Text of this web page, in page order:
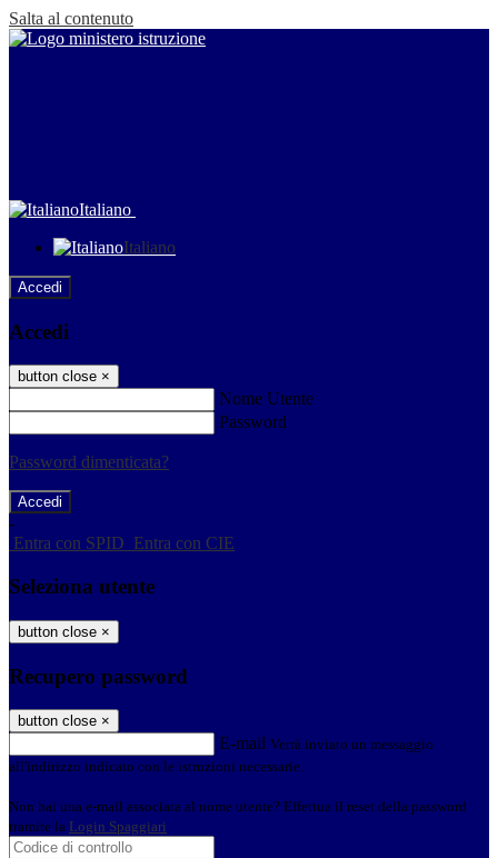
Salta al contenuto
Italiano
Italiano
Accedi
Accedi
button close ×
Nome Utente
Password
Password dimenticata?
-
Entra con SPID Entra con CIE
Seleziona utente
button close ×
Recupero password
button close ×
E-mail Verrà inviato un messaggio
all'indirizzo indicato con le istruzioni necessarie.
Non hai una e-mail associata al nome utente? Effettua il reset della password
tramite la Login Spaggiari